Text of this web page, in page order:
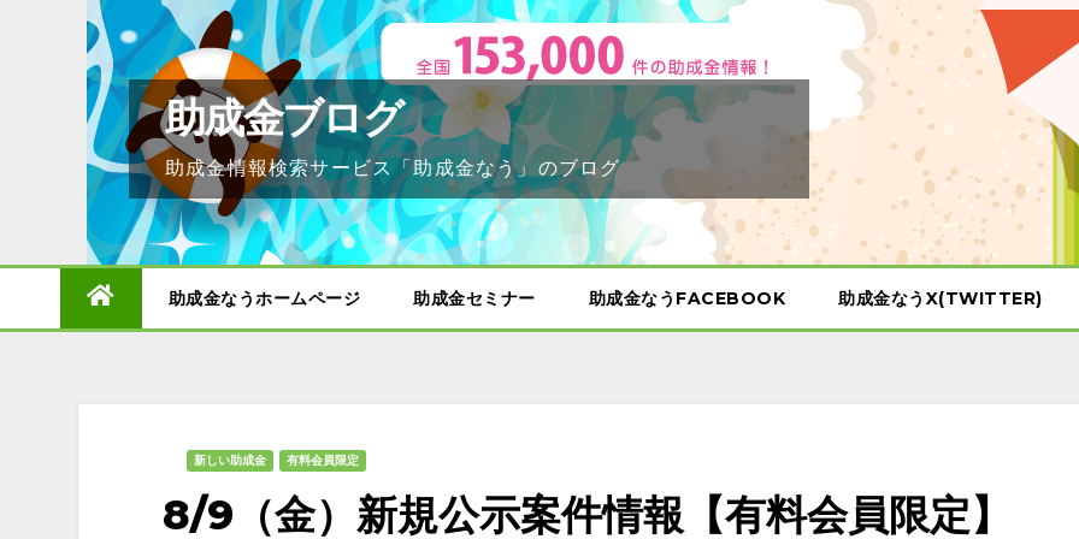
助成金ブログ
助成金情報検索サービス「助成金なう」のブログ
助成金なうホームページ 助成金セミナー 助成金なうFACEBOOK 助成金なうX(TWITTER)
新しい助成金 有料会員限定
8/9（金）新規公示案件情報【有料会員限定】